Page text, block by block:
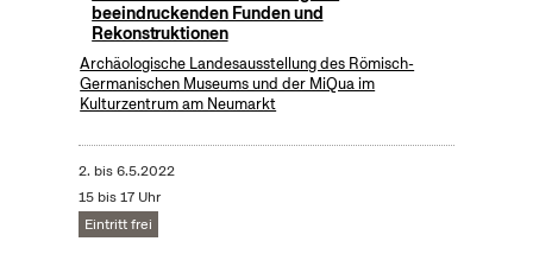
beeindruckenden Funden und
Rekonstruktionen
Archäologische Landesausstellung des Römisch-
Germanischen Museums und der MiQua im
Kulturzentrum am Neumarkt
2. bis6.5.2022
15 bis 17 Uhr
Eintritt frei